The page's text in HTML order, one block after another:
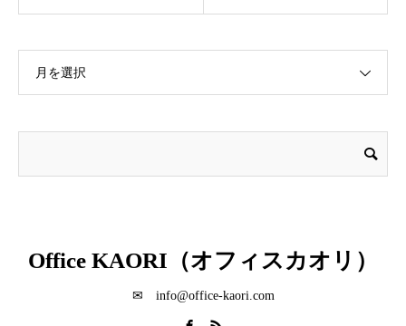
月を選択
Office KAORI（オフィスカオリ）
✉ info@office-kaori.com